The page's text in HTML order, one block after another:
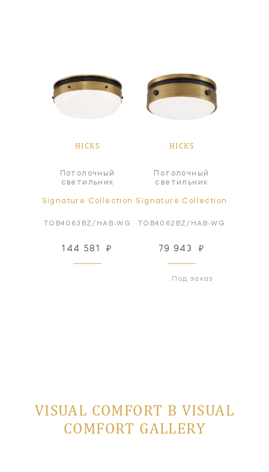
HICKS
Потолочный
светильник
Signature Collection
TOB4063BZ/HAB-WG
144 581 ₽
HICKS
Потолочный
светильник
Signature Collection
TOB4062BZ/HAB-WG
79 943 ₽
Под заказ
VISUAL COMFORT В VISUAL
COMFORT GALLERY